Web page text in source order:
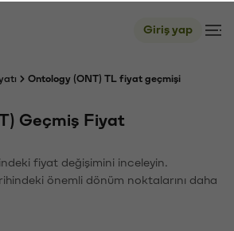
Giriş yap
Ontology (ONT) TL fiyat geçmişi
Geçmiş Fiyat
fiyat değişimini inceleyin.
önemli dönüm noktalarını daha